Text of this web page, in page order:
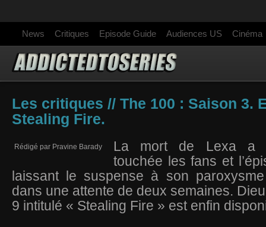
News Critiques Episode Guide Audiences US Cinéma
Les critiques // The 100 : Saison 3.
Stealing Fire.
Rédigé par Pravine Barady
La mort de Lexa a
touchée les fans et
laissant le suspense à son
dans une attente de deux semaines.
9 intitulé « Stealing Fire » est enfin